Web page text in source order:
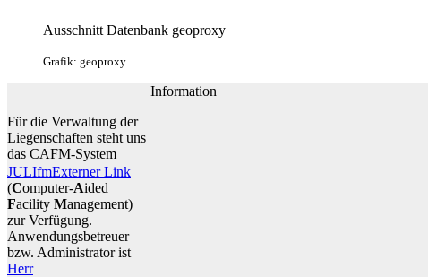
Ausschnitt Datenbank geoproxy
Grafik: geoproxy
Information
Für die Verwaltung der
Liegenschaften steht uns
das CAFM-System
JULIfmExterner Link
(Computer-Aided
Facility Management)
zur Verfügung.
Anwendungsbetreuer
bzw. Administrator ist
Herr